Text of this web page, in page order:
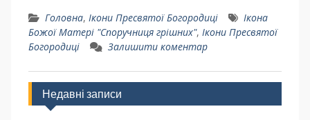
Головна, Ікони Пресвятої Богородиці
Ікона
Божої Матері "Споручниця грішних", Ікони Пресвятої
Богородиці
Залишити коментар
Недавні записи